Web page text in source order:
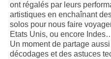
ont régalés par leurs
artistiques en enchaînant
solos pour nous faire
Etats Unis, ou encore
Un moment de partage
décodages et des astuces